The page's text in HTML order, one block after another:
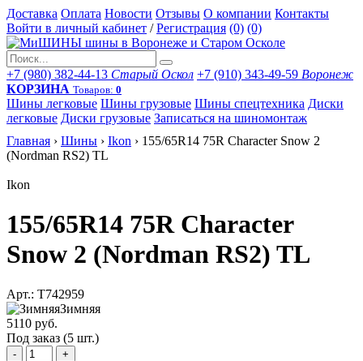
Доставка Оплата Новости Отзывы О компании Контакты
Войти в личный кабинет / Регистрация (0) (0)
+7 (980) 382-44-13 Старый Оскол +7 (910) 343-49-59 Воронеж
КОРЗИНА Товаров: 0
Шины легковые Шины грузовые Шины спецтехника Диски
легковые Диски грузовые Записаться на шиномонтаж
Главная › Шины › Ikon › 155/65R14 75R Character Snow 2
(Nordman RS2) TL
Ikon
155/65R14 75R Character
Snow 2 (Nordman RS2) TL
Арт.: T742959
Зимняя
5110 руб.
Под заказ (5 шт.)
- +